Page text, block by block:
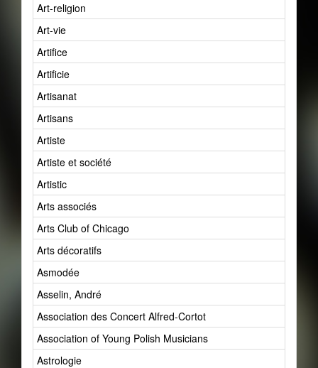
Art-religion
Art-vie
Artifice
Artificie
Artisanat
Artisans
Artiste
Artiste et société
Artistic
Arts associés
Arts Club of Chicago
Arts décoratifs
Asmodée
Asselin, André
Association des Concert Alfred-Cortot
Association of Young Polish Musicians
Astrologie